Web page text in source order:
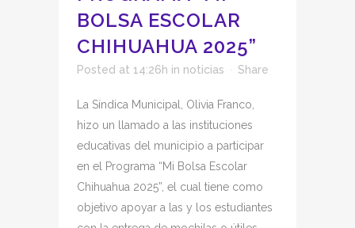
BOLSA ESCOLAR
CHIHUAHUA 2025”
Posted at 14:26h in noticias Share
La Síndica Municipal, Olivia Franco,
hizo un llamado a las instituciones
educativas del municipio a participar
en el Programa “Mi Bolsa Escolar
Chihuahua 2025”, el cual tiene como
objetivo apoyar a las y los estudiantes